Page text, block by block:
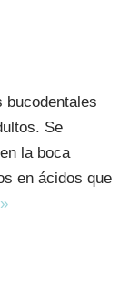
bucodentales
Se
la boca
en ácidos que